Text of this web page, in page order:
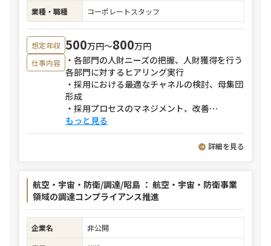
業種・職種
コーポレートスタッフ
想定年収 500万円〜800万円
仕事内容
・各部門の人財ニーズの把握、人財獲得を行う
各部門に対するヒアリング実行
・採用における最適なチャネルの検討、母集団
形成
・採用プロセスのマネジメント、改善⋯
もっと見る
詳細を見る
航空・宇宙・防衛/調達/昭島 ： 航空・宇宙・防衛事業
領域の調達コンプライアンス推進
企業名
非公開